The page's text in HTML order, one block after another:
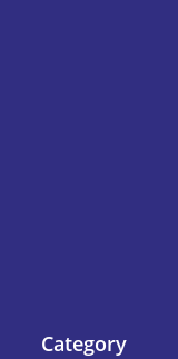
Category